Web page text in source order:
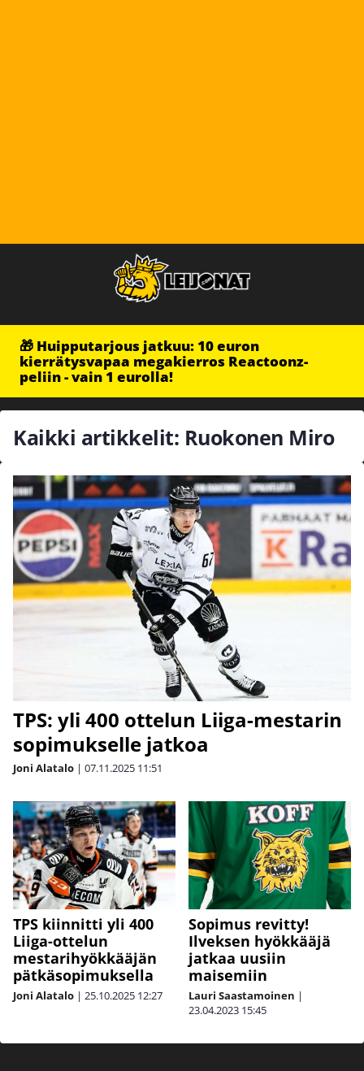
🎁 Huipputarjous jatkuu: 10 euron
kierrätysvapaa megakierros Reactoonz-
peliin - vain 1 eurolla!
Kaikki artikkelit: Ruokonen Miro
TPS: yli 400 ottelun Liiga-mestarin
sopimukselle jatkoa
Joni Alatalo | 07.11.2025 11:51
TPS kiinnitti yli 400
Liiga-ottelun
mestarihyökkääjän
pätkäsopimuksella
Joni Alatalo | 25.10.2025 12:27
Sopimus revitty!
Ilveksen hyökkääjä
jatkaa uusiin
maisemiin
Lauri Saastamoinen |
23.04.2023 15:45